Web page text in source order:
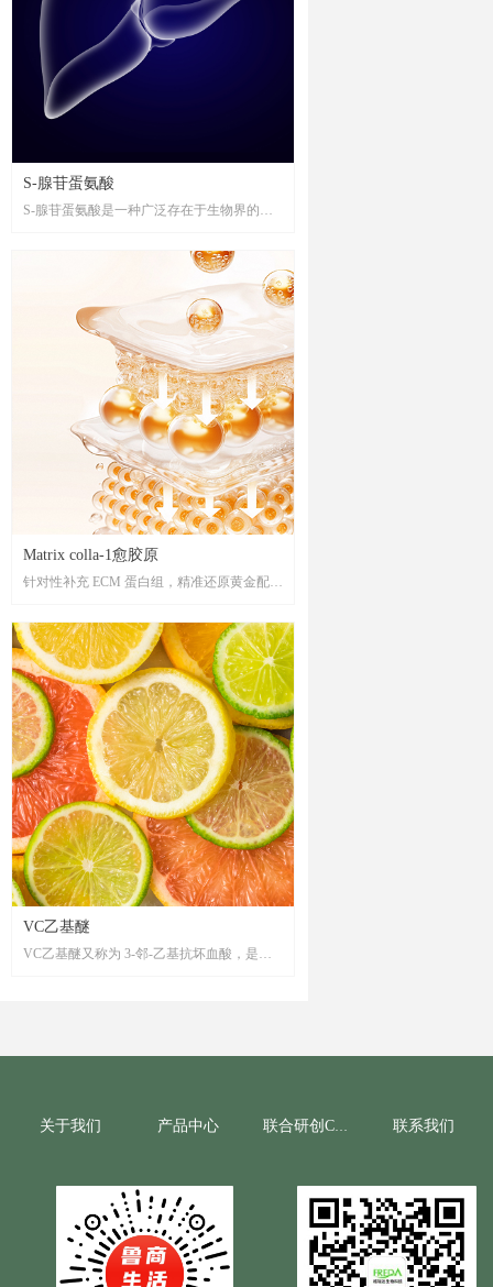
S-腺苷蛋氨酸
S-腺苷蛋氨酸是一种广泛存在于生物界的重
促进细胞再生及抗氧化、清除自由基等功
效，对机体代谢活动的正常进行起着至关重
Matrix colla-1愈胶原
针对性补充 ECM 蛋白组，精准还原黄金配
真皮饱满结构，重构健康肌肤，恢复肌肤的
饱满弹润，同时调节基质环境的稳态平衡，
由内而外构筑健康的皮肤环境。
VC乙基醚
VC乙基醚又称为 3-邻-乙基抗坏血酸，是一
用度。
关于我们 产品中心 联合研创CRO 联系我们